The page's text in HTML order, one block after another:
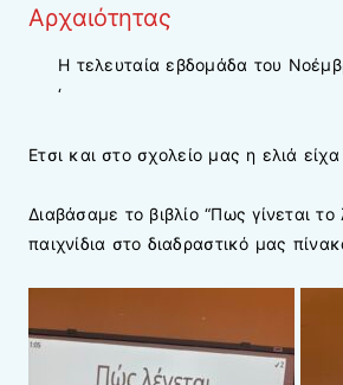
Αρχαιότητας
Η τελευταία εβδομάδα του
‘
Ετσι και στο σχολείο μας η ελιά είχα
Διαβάσαμε το βιβλίο “Πως γίνεται
παιχνίδια στο διαδραστικό μας